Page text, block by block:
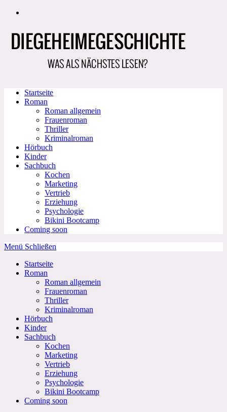
Zum
Startseite
Roman
Roman allgemein
Frauenroman
Thriller
Kriminalroman
Hörbuch
Kinder
Sachbuch
Kochen
Marketing
Vertrieb
Erziehung
Psychologie
Bikini Bootcamp
Coming soon
Menü Schließen
Startseite
Roman
Roman allgemein
Frauenroman
Thriller
Kriminalroman
Hörbuch
Kinder
Sachbuch
Kochen
Marketing
Vertrieb
Erziehung
Psychologie
Bikini Bootcamp
Coming soon